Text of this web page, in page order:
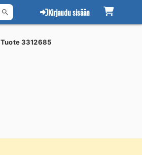
Kirjaudu sisään
Tuote 3312685